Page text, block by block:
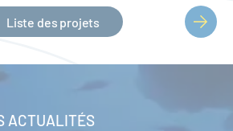
Liste des projets
ACTUALITÉS